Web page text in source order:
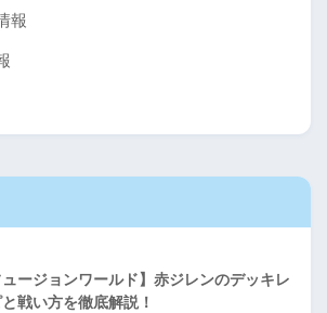
報
ュージョンワールド】赤ジレンのデッキレ
戦い方を徹底解説！